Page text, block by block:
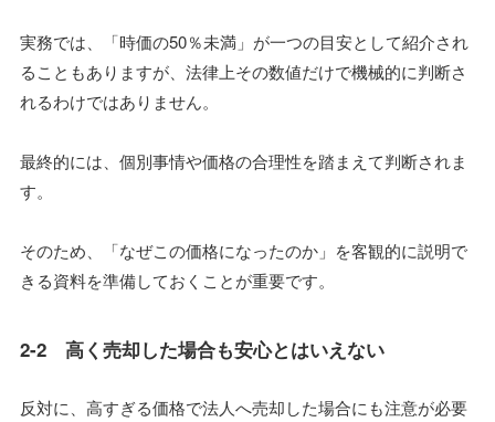
実務では、「時価の50％未満」が一つの目安として紹介され
ることもありますが、法律上その数値だけで機械的に判断さ
れるわけではありません。
最終的には、個別事情や価格の合理性を踏まえて判断されま
す。
そのため、「なぜこの価格になったのか」を客観的に説明で
きる資料を準備しておくことが重要です。
2-2 高く売却した場合も安心とはいえない
反対に、高すぎる価格で法人へ売却した場合にも注意が必要